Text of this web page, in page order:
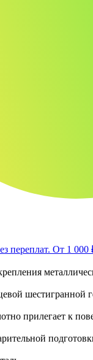
переплат. От 1 000
шестигранной
прилегает к